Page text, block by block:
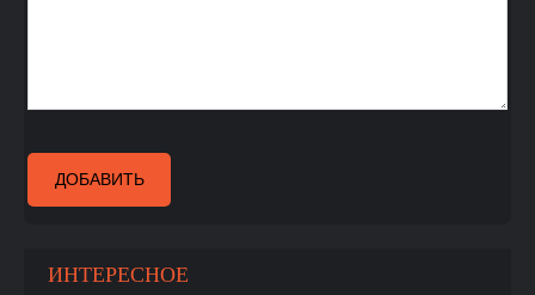
ДОБАВИТЬ
ИНТЕРЕСНОЕ